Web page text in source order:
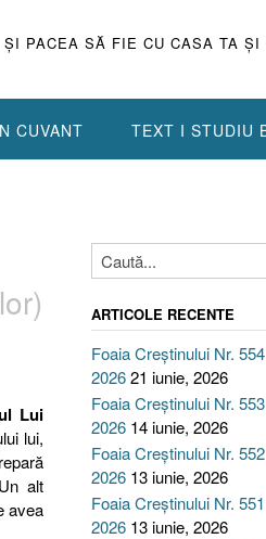
PACEA SĂ FIE CU CASA TA ŞI
CUVANT TEXT I STUDIU
Lui
lui,
alt
avea
ARTICOLE RECENTE
Foaia Creștinului Nr.
202621 iunie, 2026
Foaia Creștinului Nr.
2026 14 iunie, 2026
Foaia Creștinului Nr.
2026 13 iunie, 2026
Foaia Creștinului Nr.
2026 13 iunie, 2026